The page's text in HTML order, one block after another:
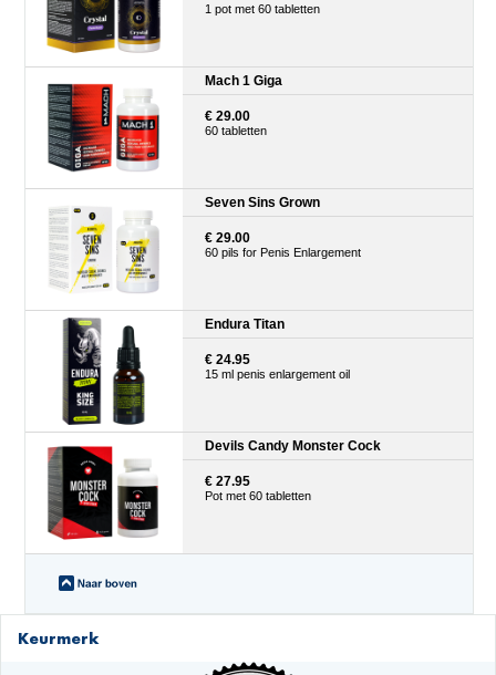
1 pot met 60 tabletten
Mach 1 Giga
€ 29.00
60 tabletten
Seven Sins Grown
€ 29.00
60 pils for Penis Enlargement
Endura Titan
€ 24.95
15 ml penis enlargement oil
Devils Candy Monster Cock
€ 27.95
Pot met 60 tabletten
Keurmerk